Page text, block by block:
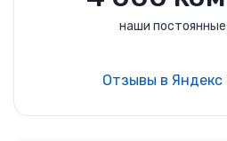
наши
Отзывы в Яндекс